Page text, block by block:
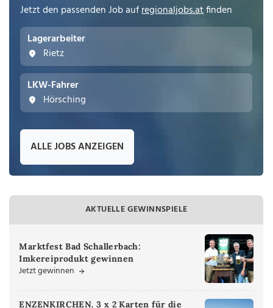
Jetzt den passenden Job aufregionaljobs.atfinden
Lagerarbeiter
Rietz
LKW-Fahrer
Hörsching
ALLE JOBS ANZEIGEN
AKTUELLE GEWINNSPIELE
Marktfest Bad Schallerbach:
Imkereiprodukt gewinnen
Jetzt gewinnen
ENZENKIRCHEN. 3 x 2 Karten für die